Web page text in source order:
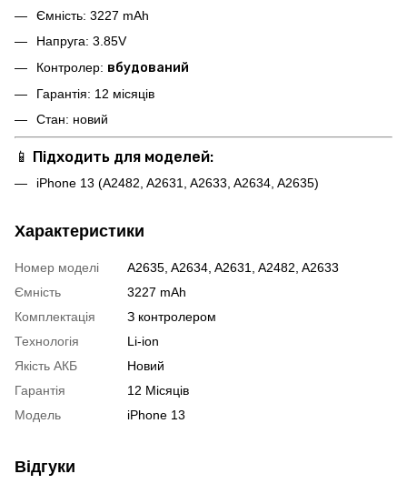
Ємність: 3227 mAh
Напруга: 3.85V
Контролер: вбудований
Гарантія: 12 місяців
Стан: новий
📱 Підходить для моделей:
iPhone 13 (A2482, A2631, A2633, A2634, A2635)
Характеристики
Номер моделі
A2635, A2634, A2631, A2482, A2633
Ємність
3227 mAh
Комплектація
З контролером
Технологія
Li-ion
Якість АКБ
Новий
Гарантія
12 Місяців
Модель
iPhone 13
Відгуки